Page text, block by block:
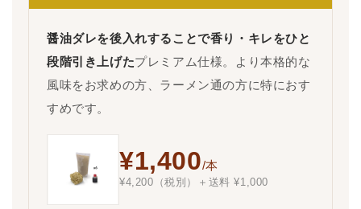
醤油ダレを後入れすることで香り・キレをひと
段階引き上げたプレミアム仕様。より本格的な
風味をお求めの方、ラーメン通の方に特におす
すめです。
¥1,400/本
¥4,200（税別）＋送料 ¥1,000